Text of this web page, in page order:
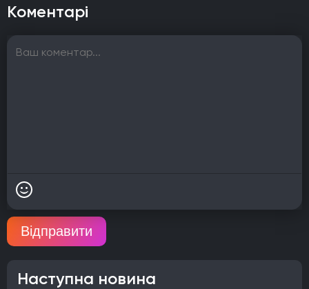
Коментарі
Відправити
Наступна новина